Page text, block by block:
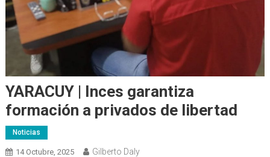
YARACUY | Inces garantiza
formación a privados de libertad
Noticias
14 Octubre, 2025 Gilberto Daly